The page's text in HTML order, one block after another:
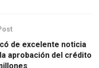
de excelente noticia
aprobación del crédito